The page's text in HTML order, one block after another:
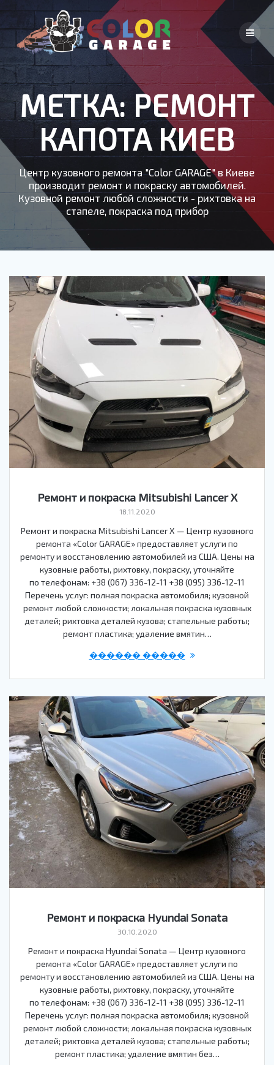
to
content
МЕТКА:РЕМОНТ
КАПОТА КИЕВ
Центр кузовного ремонта "Color GARAGE" в Киеве
производит ремонт и покраску автомобилей.
Кузовной ремонт любой сложности - рихтовка на
стапеле, покраска под прибор
Ремонт и покраска Mitsubishi Lancer X
18.11.2020
Ремонт и покраска Mitsubishi Lancer X — Центр кузовного
ремонта «Color GARAGE» предоставляет услуги по
ремонту и восстановлению автомобилей из США. Цены на
кузовные работы, рихтовку, покраску, уточняйте
по телефонам: +38 (067) 336-12-11 +38 (095) 336-12-11
Перечень услуг: полная покраска автомобиля; кузовной
ремонт любой сложности; локальная покраска кузовных
деталей; рихтовка деталей кузова; стапельные работы;
ремонт пластика; удаление вмятин…
������ �����
Ремонт и покраска Hyundai Sonata
30.10.2020
Ремонт и покраска Hyundai Sonata — Центр кузовного
ремонта «Color GARAGE» предоставляет услуги по
ремонту и восстановлению автомобилей из США. Цены на
кузовные работы, рихтовку, покраску, уточняйте
по телефонам: +38 (067) 336-12-11 +38 (095) 336-12-11
Перечень услуг: полная покраска автомобиля; кузовной
ремонт любой сложности; локальная покраска кузовных
деталей; рихтовка деталей кузова; стапельные работы;
ремонт пластика; удаление вмятин без…